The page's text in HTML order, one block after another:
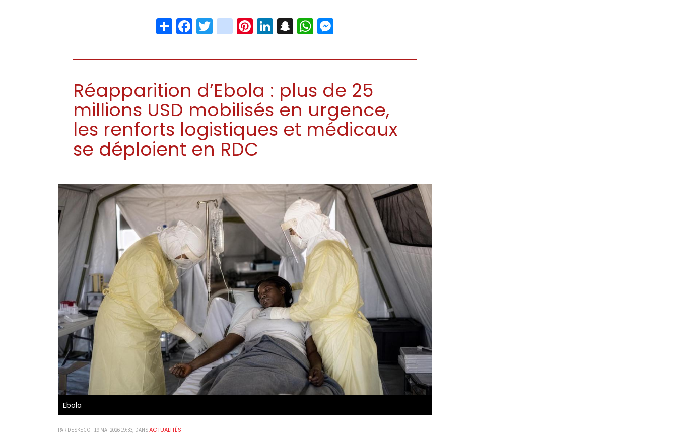
ShareFacebook
Twitter
instagram
Pinterest
LinkedIn
Snapchat
WhatsApp
Réapparition d’Ebola : plus de 25
millions USD mobilisés en urgence,
les renforts logistiques et médicaux
se déploient en RDC
Ebola
PAR DESKECO - 19 MAI 2026 19:33, DANSACTUALITÉS